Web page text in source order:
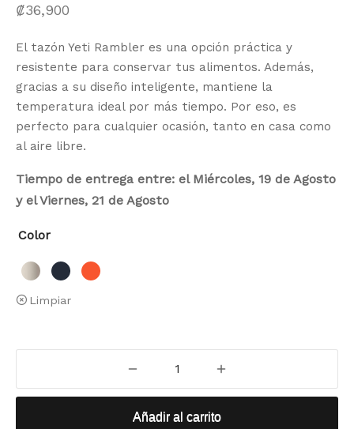
₡36,900
El tazón Yeti Rambler es una opción práctica y
resistente para conservar tus alimentos. Además,
gracias a su diseño inteligente, mantiene la
temperatura ideal por más tiempo. Por eso, es
perfecto para cualquier ocasión, tanto en casa como
al aire libre.
Tiempo de entrega entre: el Miércoles, 19 de Agosto
y el Viernes, 21 de Agosto
Color
Limpiar
Añadir al carrito